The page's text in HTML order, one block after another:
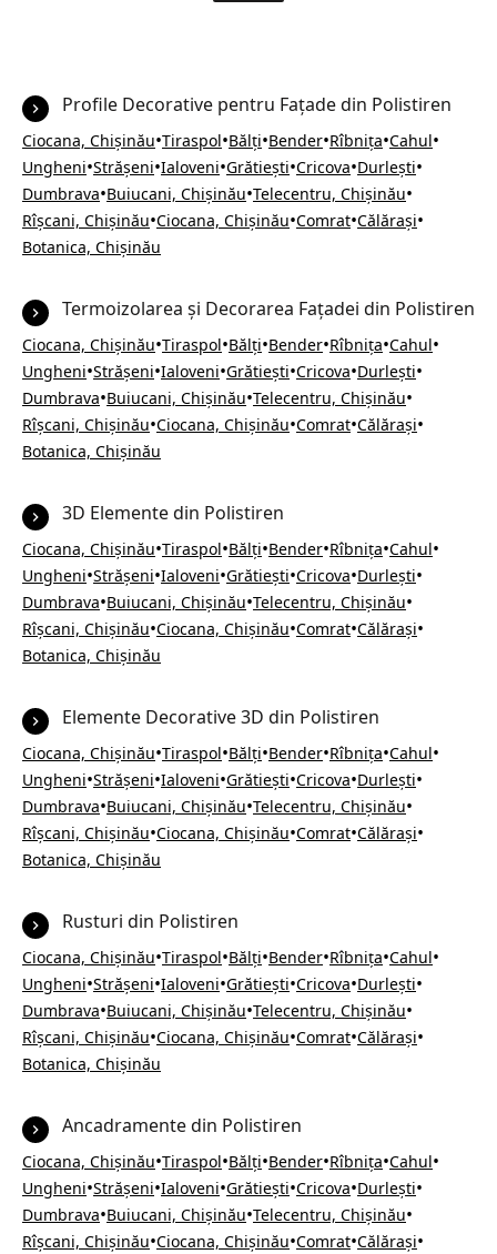
Profile Decorative pentru Fațade din Polistiren
Ciocana, Chișinău•Tiraspol•Bălți•Bender•Rîbnița•Cahul•
Ungheni•Strășeni•Ialoveni•Grătiești•Cricova•Durlești•
Dumbrava•Buiucani, Chișinău•Telecentru, Chișinău•
Rîșcani, Chișinău•Ciocana, Chișinău•Comrat•Călărași•
Botanica, Chișinău
Termoizolarea și Decorarea Fațadei din Polistiren
Ciocana, Chișinău•Tiraspol•Bălți•Bender•Rîbnița•Cahul•
Ungheni•Strășeni•Ialoveni•Grătiești•Cricova•Durlești•
Dumbrava•Buiucani, Chișinău•Telecentru, Chișinău•
Rîșcani, Chișinău•Ciocana, Chișinău•Comrat•Călărași•
Botanica, Chișinău
3D Elemente din Polistiren
Ciocana, Chișinău•Tiraspol•Bălți•Bender•Rîbnița•Cahul•
Ungheni•Strășeni•Ialoveni•Grătiești•Cricova•Durlești•
Dumbrava•Buiucani, Chișinău•Telecentru, Chișinău•
Rîșcani, Chișinău•Ciocana, Chișinău•Comrat•Călărași•
Botanica, Chișinău
Elemente Decorative 3D din Polistiren
Ciocana, Chișinău•Tiraspol•Bălți•Bender•Rîbnița•Cahul•
Ungheni•Strășeni•Ialoveni•Grătiești•Cricova•Durlești•
Dumbrava•Buiucani, Chișinău•Telecentru, Chișinău•
Rîșcani, Chișinău•Ciocana, Chișinău•Comrat•Călărași•
Botanica, Chișinău
Rusturi din Polistiren
Ciocana, Chișinău•Tiraspol•Bălți•Bender•Rîbnița•Cahul•
Ungheni•Strășeni•Ialoveni•Grătiești•Cricova•Durlești•
Dumbrava•Buiucani, Chișinău•Telecentru, Chișinău•
Rîșcani, Chișinău•Ciocana, Chișinău•Comrat•Călărași•
Botanica, Chișinău
Ancadramente din Polistiren
Ciocana, Chișinău•Tiraspol•Bălți•Bender•Rîbnița•Cahul•
Ungheni•Strășeni•Ialoveni•Grătiești•Cricova•Durlești•
Dumbrava•Buiucani, Chișinău•Telecentru, Chișinău•
Rîșcani, Chișinău•Ciocana, Chișinău•Comrat•Călărași•